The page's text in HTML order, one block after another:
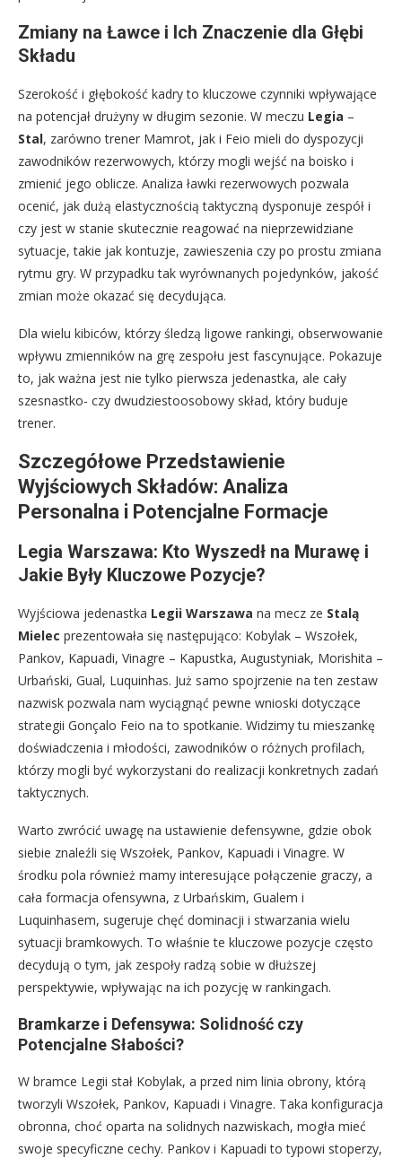
Zmiany na Ławce i Ich Znaczenie dla Głębi
Składu
Szerokość i głębokość kadry to kluczowe czynniki wpływające
na potencjał drużyny w długim sezonie. W meczu Legia –
Stal, zarówno trener Mamrot, jak i Feio mieli do dyspozycji
zawodników rezerwowych, którzy mogli wejść na boisko i
zmienić jego oblicze. Analiza ławki rezerwowych pozwala
ocenić, jak dużą elastycznością taktyczną dysponuje zespół i
czy jest w stanie skutecznie reagować na nieprzewidziane
sytuacje, takie jak kontuzje, zawieszenia czy po prostu zmiana
rytmu gry. W przypadku tak wyrównanych pojedynków, jakość
zmian może okazać się decydująca.
Dla wielu kibiców, którzy śledzą ligowe rankingi, obserwowanie
wpływu zmienników na grę zespołu jest fascynujące. Pokazuje
to, jak ważna jest nie tylko pierwsza jedenastka, ale cały
szesnastko- czy dwudziestoosobowy skład, który buduje
trener.
Szczegółowe Przedstawienie
Wyjściowych Składów: Analiza
Personalna i Potencjalne Formacje
Legia Warszawa: Kto Wyszedł na Murawę i
Jakie Były Kluczowe Pozycje?
Wyjściowa jedenastka Legii Warszawa na mecz ze Stalą
Mielec prezentowała się następująco: Kobylak – Wszołek,
Pankov, Kapuadi, Vinagre – Kapustka, Augustyniak, Morishita –
Urbański, Gual, Luquinhas. Już samo spojrzenie na ten zestaw
nazwisk pozwala nam wyciągnąć pewne wnioski dotyczące
strategii Gonçalo Feio na to spotkanie. Widzimy tu mieszankę
doświadczenia i młodości, zawodników o różnych profilach,
którzy mogli być wykorzystani do realizacji konkretnych zadań
taktycznych.
Warto zwrócić uwagę na ustawienie defensywne, gdzie obok
siebie znaleźli się Wszołek, Pankov, Kapuadi i Vinagre. W
środku pola również mamy interesujące połączenie graczy, a
cała formacja ofensywna, z Urbańskim, Gualem i
Luquinhasem, sugeruje chęć dominacji i stwarzania wielu
sytuacji bramkowych. To właśnie te kluczowe pozycje często
decydują o tym, jak zespoły radzą sobie w dłuższej
perspektywie, wpływając na ich pozycję w rankingach.
Bramkarze i Defensywa: Solidność czy
Potencjalne Słabości?
W bramce Legii stał Kobylak, a przed nim linia obrony, którą
tworzyli Wszołek, Pankov, Kapuadi i Vinagre. Taka konfiguracja
obronna, choć oparta na solidnych nazwiskach, mogła mieć
swoje specyficzne cechy. Pankov i Kapuadi to typowi stoperzy,